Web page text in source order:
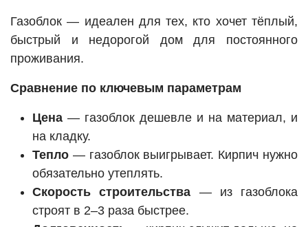
Газоблок — идеален для тех, кто хочет тёплый,
быстрый и недорогой дом для постоянного
проживания.
Сравнение по ключевым параметрам
Цена — газоблок дешевле и на материал, и
на кладку.
Тепло — газоблок выигрывает. Кирпич нужно
обязательно утеплять.
Скорость строительства — из газоблока
строят в 2–3 раза быстрее.